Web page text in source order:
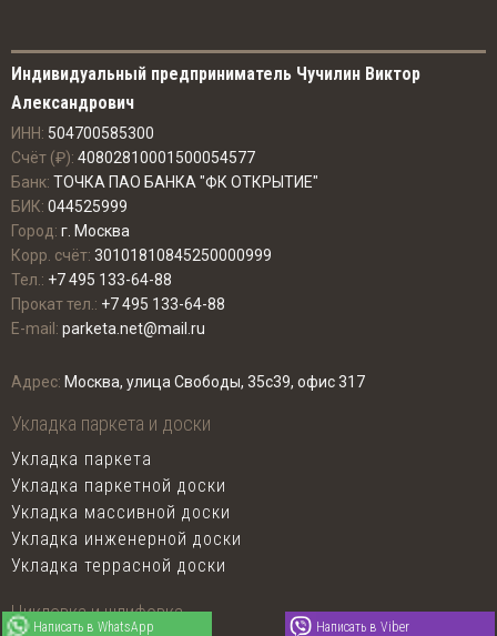
Индивидуальный предприниматель Чучилин Виктор
Александрович
ИНН: 504700585300
Счёт (₽): 40802810001500054577
Банк: ТОЧКА ПАО БАНКА "ФК ОТКРЫТИЕ"
БИК: 044525999
Город: г. Москва
Корр. счёт: 30101810845250000999
Тел.: +7 495 133-64-88
Прокат тел.: +7 495 133-64-88
E-mail: parketa.net@mail.ru
Адрес: Москва, улица Свободы, 35с39, офис 317
Укладка паркета и доски
Укладка паркета
Укладка паркетной доски
Укладка массивной доски
Укладка инженерной доски
Укладка террасной доски
Циклевка и шлифовка
Написать в WhatsApp Написать в Viber